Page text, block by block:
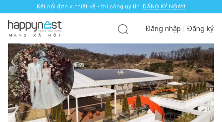
Kết nối đơn vị thiết kế - thi công uy tín. ĐĂNG KÝ NGAY!
M Ạ N G X Ã H Ộ I
Đăng nhập Đăng ký